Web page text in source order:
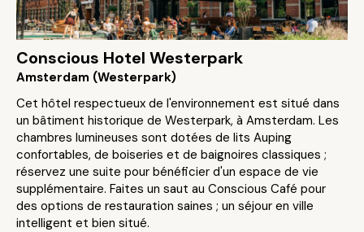
Conscious Hotel Westerpark
Amsterdam (Westerpark)
Cet hôtel respectueux de l'environnement est situé dans
un bâtiment historique de Westerpark, à Amsterdam. Les
chambres lumineuses sont dotées de lits Auping
confortables, de boiseries et de baignoires classiques ;
réservez une suite pour bénéficier d'un espace de vie
supplémentaire. Faites un saut au Conscious Café pour
des options de restauration saines ; un séjour en ville
intelligent et bien situé.